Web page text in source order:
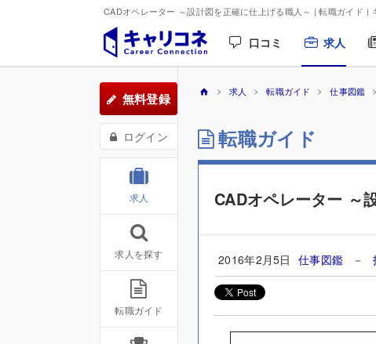
CADオペレーター ～設計図を正確に仕上げる職人～ | 転職ガイド |
口コミ 求人
無料登録
ログイン
求人
求人を探す
転職ガイド
求人 転職ガイド 仕事図鑑
転職ガイド
CADオペレーター ～
2016年2月5日 仕事図鑑 －